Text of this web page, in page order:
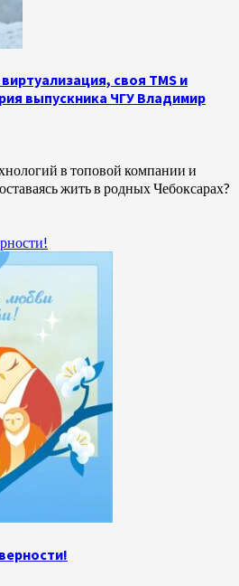
своя TMS и
выпускника ЧГУ Владимир
в топовой компании и
жить в родных Чебоксарах?